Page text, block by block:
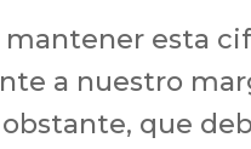
mantener esta
a nuestro
que